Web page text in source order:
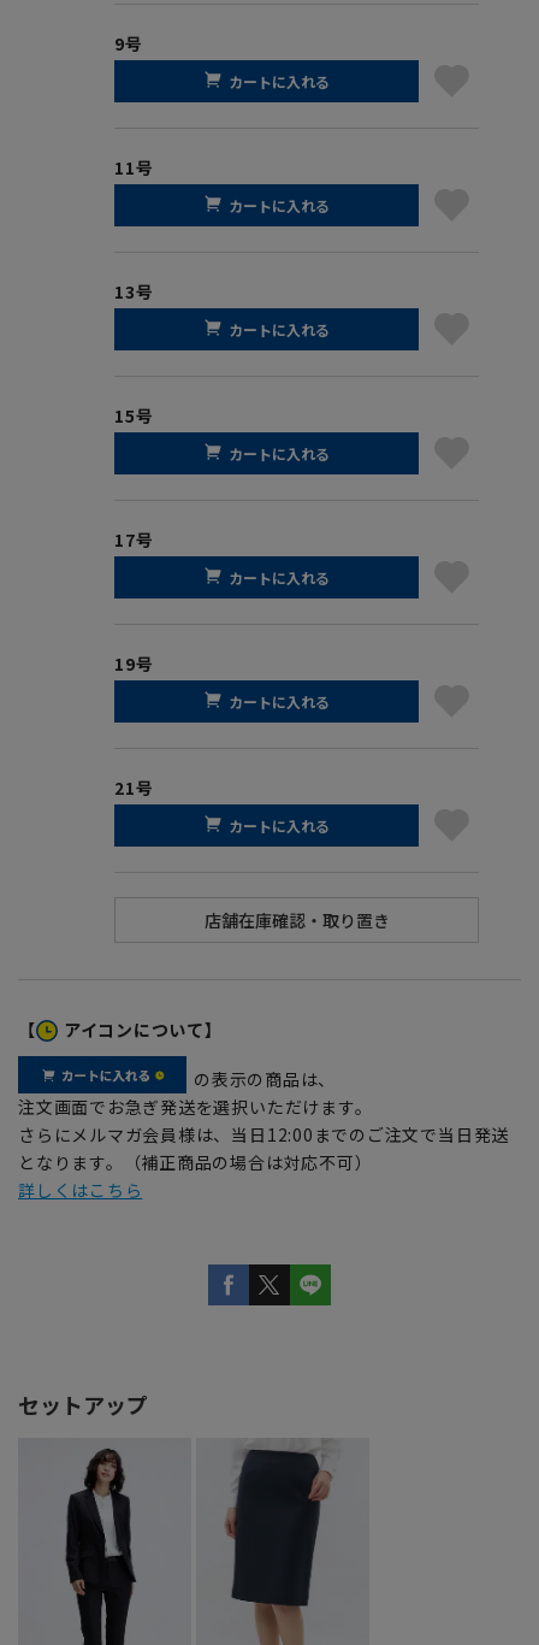
9号
カートに入れる
11号
カートに入れる
13号
カートに入れる
15号
カートに入れる
17号
カートに入れる
19号
カートに入れる
21号
カートに入れる
【 アイコンについて】
の表示の商品は、
注文画面でお急ぎ発送を選択いただけます。
さらにメルマガ会員様は、当日12:00までのご注文で当日発送
となります。（補正商品の場合は対応不可）
詳しくはこちら